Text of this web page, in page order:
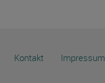
Kontakt Impressum